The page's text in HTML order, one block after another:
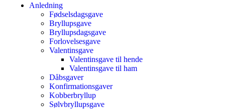
Anledning
Fødselsdagsgave
Bryllupsgave
Bryllupsdagsgave
Forlovelsesgave
Valentinsgave
Valentinsgave til hende
Valentinsgave til ham
Dåbsgaver
Konfirmationsgaver
Kobberbryllup
Sølvbryllupsgave